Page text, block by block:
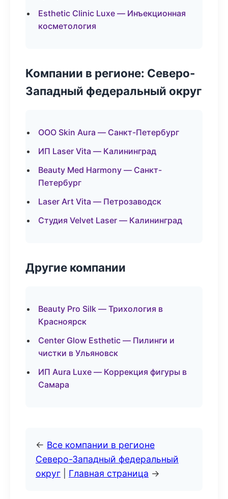
Esthetic Clinic Luxe — Инъекционная
косметология
Компании в регионе: Северо-
Западный федеральный округ
ООО Skin Aura — Санкт-Петербург
ИП Laser Vita — Калининград
Beauty Med Harmony — Санкт-
Петербург
Laser Art Vita — Петрозаводск
Студия Velvet Laser — Калининград
Другие компании
Beauty Pro Silk — Трихология в
Красноярск
Center Glow Esthetic — Пилинги и
чистки в Ульяновск
ИП Aura Luxe — Коррекция фигуры в
Самара
← Все компании в регионе
Северо-Западный федеральный
округ
Главная страница →